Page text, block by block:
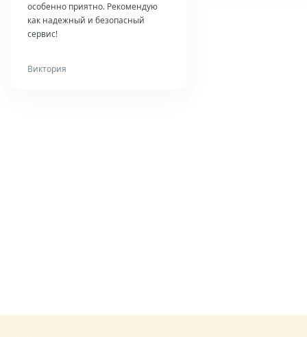
особенно приятно. Рекомендую
как надежный и безопасный
сервис!
Виктория